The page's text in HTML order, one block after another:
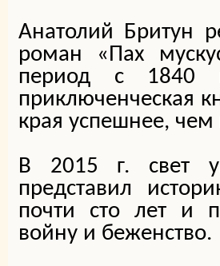
Анатолий Бритун
роман «Пах
период с 1840
приключенческая
края успешнее,
В 2015 г. свет
представил
почти сто лет и
войну и беженство.